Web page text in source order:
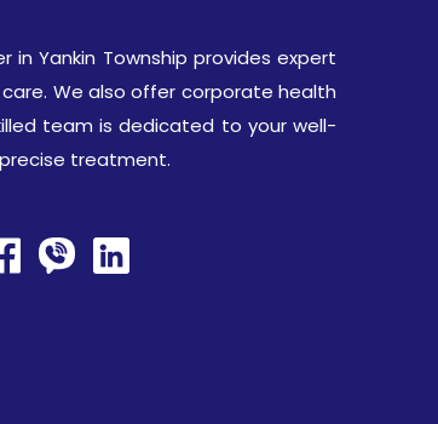
in Yankin Township provides expert
We also offer corporate health
team is dedicated to your well-
treatment.